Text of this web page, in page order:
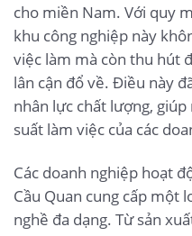
cho miền Nam. Với quy
khu công nghiệp này
việc làm mà còn thu hút
lân cận đổ về. Điều này
nhân lực chất lượng,
suất làm việc của các
Các doanh nghiệp hoạt
Cầu Quan cung cấp một
nghề đa dạng. Từ sản